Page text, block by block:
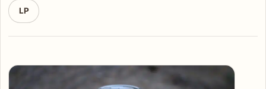
LP
Articles